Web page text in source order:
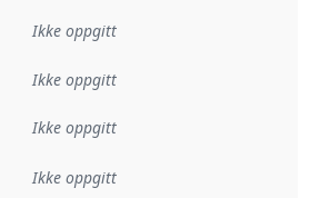
Ikke oppgitt
Ikke oppgitt
Ikke oppgitt
:
Ikke oppgitt